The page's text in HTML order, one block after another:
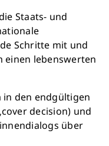
Staats- und
Schritte mit und
einen lebenswerten
in den endgültigen
decision) und
über